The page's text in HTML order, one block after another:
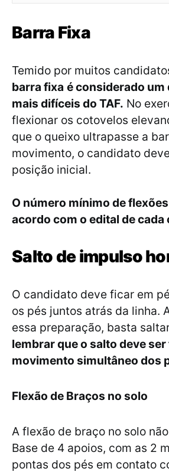
Barra Fixa
Temido por muitos
barra fixa é considerado um
mais difíceis do TAF. No
flexionar os cotovelos
que o queixo ultrapasse a
movimento, o candidato
posição inicial.
O número mínimo de
acordo com o edital de
Salto de impulso
O candidato deve ficar em
os pés juntos atrás da linha.
essa preparação, basta
lembrar que o salto deve
movimento simultâneo dos
Flexão de Braços no solo
A flexão de braço no solo
Base de 4 apoios, com as 2
pontas dos pés em contato